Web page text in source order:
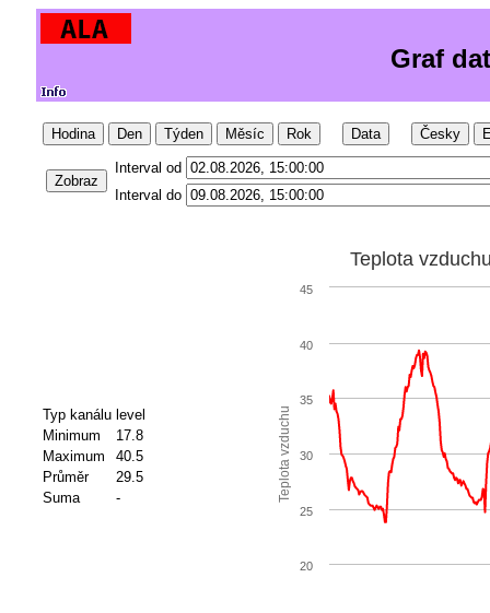
Graf
Hodina Den Týden Měsíc Rok Data Česky
Zobraz
Interval od
Interval do
Typ kanálu level
Minimum
17.8
Maximum
40.5
Průměr
29.5
Suma
- Teplota vzduchu
Teplota
20
25
30
35
40
45